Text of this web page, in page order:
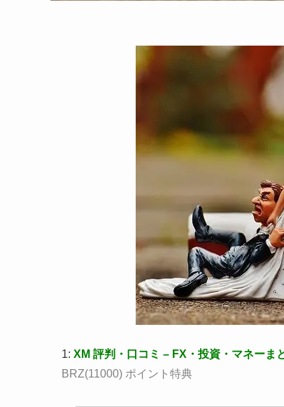
1: XM 評判・口コミ – FX・投資・マネーま
BRZ(11000) ポイント特典